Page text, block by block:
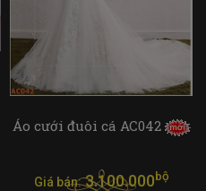
Áo cưới đuôi cá AC042
Giá bán:3.100.000bộ